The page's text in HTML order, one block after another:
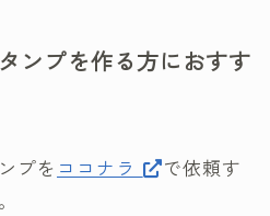
ンプを作る方におすす
プを ココナラ
で依頼す